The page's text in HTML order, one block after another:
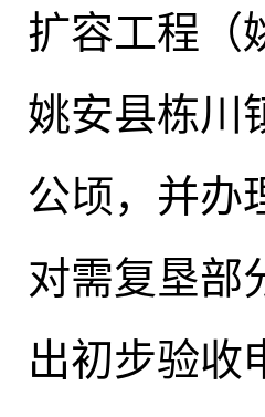
扩容工程（
姚安县栋川
公顷，并办
对需复垦部
出初步验收